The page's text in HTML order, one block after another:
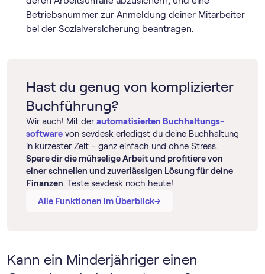
Betriebsnummer zur Anmeldung deiner Mitarbeiter
bei der Sozialversicherung beantragen.
Hast du genug von komplizierter
Buchführung?
Wir auch! Mit derautomatisierten Buch­haltungs­
software von sevdesk erledigst du deine Buchhaltung
in kürzester Zeit – ganz einfach und ohne Stress.
Spare dir die mühselige Arbeit und profitiere von
einer schnellen und zuverlässigen Lösung für deine
Finanzen. Teste sevdesk noch heute!
Alle Funktionen im Überblick→
→
Kann ein Minderjähriger einen